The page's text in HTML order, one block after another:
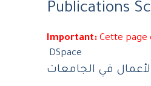
Publications
Important: Cette page
DSpace
الأعمال في الجامعات